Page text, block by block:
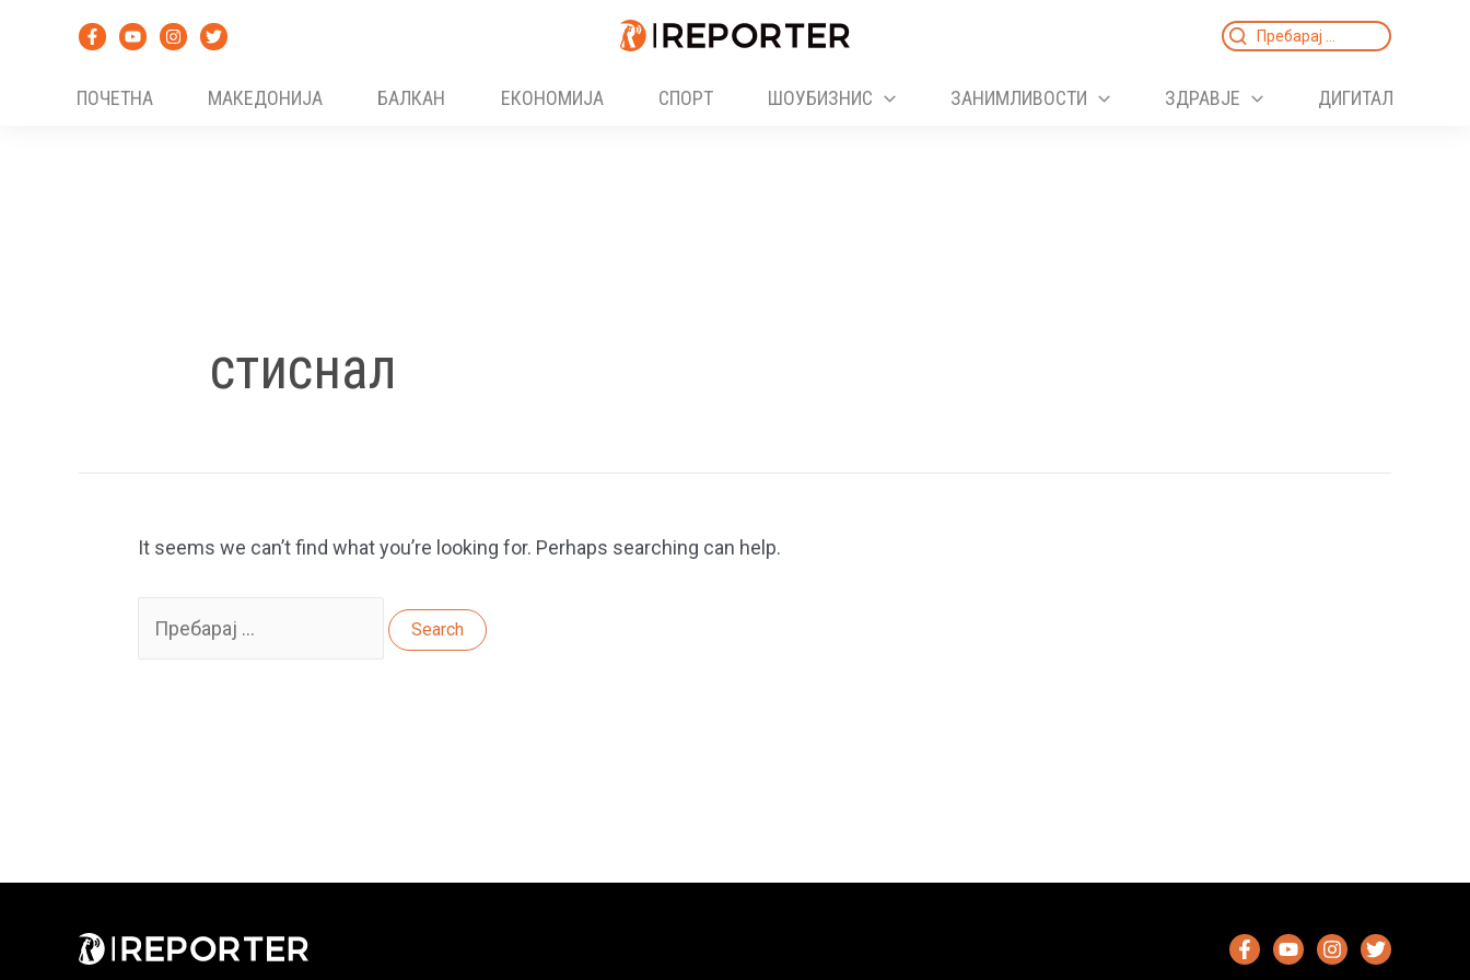
Search
ПОЧЕТНА
МАКЕДОНИЈА БАЛКАН ЕКОНОМИЈА СПОРТ ШОУБИЗНИС ЗАНИМЛИВОСТИ ЗДРАВЈЕ ДИГИТАЛ
стиснал
It seems we can’t find what you’re looking for. Perhaps searching can help.
for: